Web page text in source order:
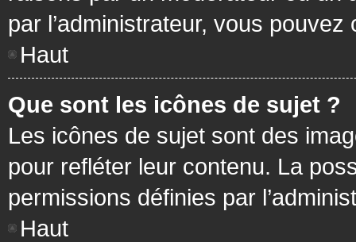
par l’administrateur, vous
Haut
Que sont les icônes de sujet ?
Les icônes de sujet sont des
pour refléter leur contenu. La
permissions définies par
Haut